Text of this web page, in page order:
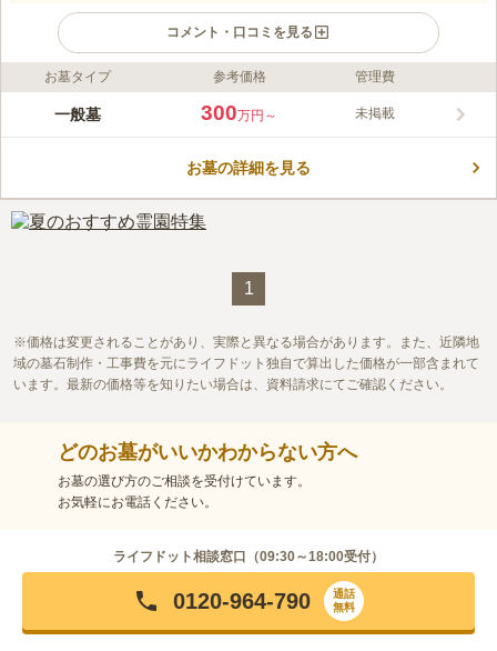
コメント・口コミを見る
ライフドット編集部のコメント
等正寺は浄土真宗本願寺派の寺院で、本尊は江戸時代初期の作と
の斜向かいにあり、広々として日当たりが良く、明るい雰囲気に
平坦になっているので、お墓参りがしやすいです。
口コミ評価
お墓タイプ 参考価格 管理費
一般墓 300万円～ 未掲載
お墓の詳細を見る
1
価格は変更されることがあり、実際と異なる場合があります。また、近隣地
域の墓石制作・工事費を元にライフドット独自で算出した価格が一部含まれて
います。最新の価格等を知りたい場合は、資料請求にてご確認ください。
どのお墓がいいかわからない方へ
お墓の選び方のご相談を受付けています。
お気軽にお電話ください。
ライフドット相談窓口（09:30～18:00受付）
0120-964-790
通話
無料